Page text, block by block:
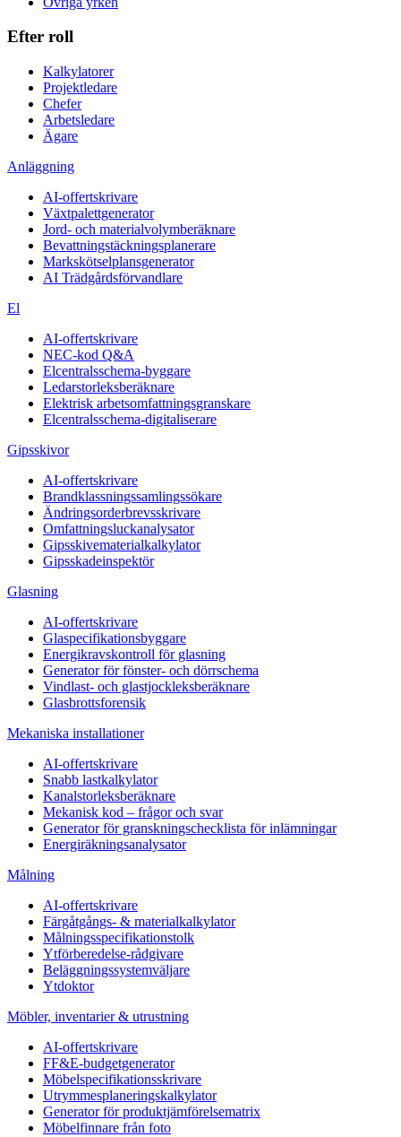
Efter roll
Kalkylatorer
Projektledare
Chefer
Arbetsledare
Ägare
Anläggning
AI-offertskrivare
Växtpalettgenerator
Jord- och materialvolymberäknare
Bevattningstäckningsplanerare
Markskötselplansgenerator
AI Trädgårdsförvandlare
El
AI-offertskrivare
NEC-kod Q&A
Elcentralsschema-byggare
Ledarstorleksberäknare
Elektrisk arbetsomfattningsgranskare
Elcentralsschema-digitaliserare
Gipsskivor
AI-offertskrivare
Brandklassningssamlingssökare
Ändringsorderbrevsskrivare
Omfattningsluckanalysator
Gipsskivematerialkalkylator
Gipsskadeinspektör
Glasning
AI-offertskrivare
Glaspecifikationsbyggare
Energikravskontroll för glasning
Generator för fönster- och dörrschema
Vindlast- och glastjockleksberäknare
Glasbrottsforensik
Mekaniska installationer
AI-offertskrivare
Snabb lastkalkylator
Kanalstorleksberäknare
Mekanisk kod – frågor och svar
Generator för granskningschecklista för inlämningar
Energiräkningsanalysator
Målning
AI-offertskrivare
Färgåtgångs- & materialkalkylator
Målningsspecifikationstolk
Ytförberedelse-rådgivare
Beläggningssystemväljare
Ytdoktor
Möbler, inventarier & utrustning
AI-offertskrivare
FF&E-budgetgenerator
Möbelspecifikationsskrivare
Utrymmesplaneringskalkylator
Generator för produktjämförelsematrix
Möbelfinnare från foto